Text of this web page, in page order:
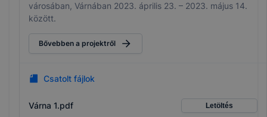
városában, Várnában 2023. április 23. – 2023. május 14.
között.
Bővebben a projektről
Csatolt fájlok
Várna 1.pdf Letöltés